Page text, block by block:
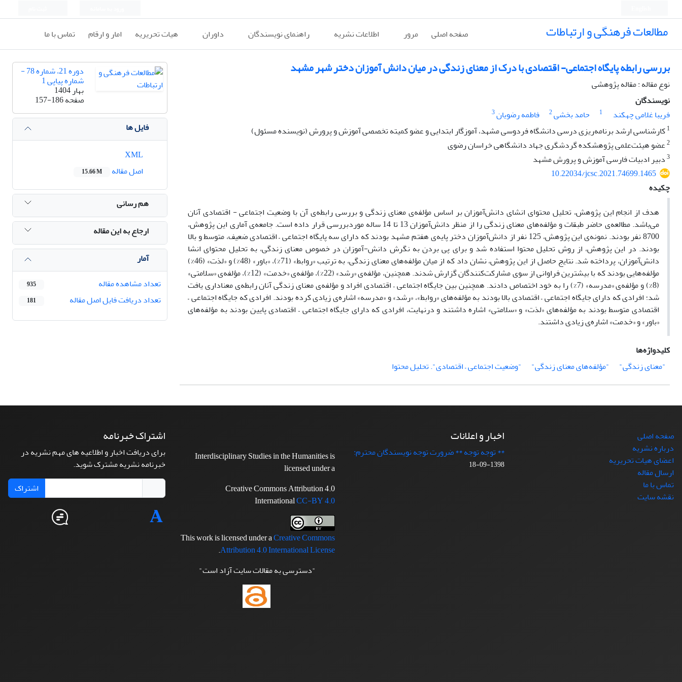
مطالعات فرهنگی و ارتباطات صفحه اصلی مرور اطلاعات نشریه راهنمای نویسندگان داوران هیات تحریریه امار و ارقام تماس با ما
بررسی رابطه پایگاه اجتماعی- اقتصادی با درک از معنای زندگی در میان دانش آموزان دختر شهر مشهد
نوع مقاله : مقاله پژوهشی
نویسندگان
فریبا غلامی چهکند
1 حامد بخشی2 فاطمه رضویان3
1کارشناسی ارشد برنامه‌ریزی درسی دانشگاه فردوسی مشهد، آموزگار ابتدایی و عضو کمیته تخصصی آموزش و پرورش (نویسنده مسئول)
2عضو هیئت‌علمی پژوهشکده گردشگری جهاد دانشگاهی خراسان رضوی
3دبیر ادبیات فارسی آموزش و پرورش مشهد
10.22034/jcsc.2021.74699.1465
چکیده
هدف از انجام این پژوهش، تحلیل محتوای انشای دانش‌آموزان بر اساس مؤلفه‌ی معنای زندگی و بررسی رابطه‌ی آن با وضعیت اجتماعی - اقتصادی آنان
می‌باشد. مطالعه‌ی حاضر طبقات و مؤلفه‌های معنای زندگی را از منظر دانش‌آموزان 13 تا 14 ساله موردبررسی قرار داده است. جامعه‌ی آماری این پژوهش،
8700 نفر بودند. نمونه‌ی این پژوهش، 125 نفر از دانش‌آموزان دختر پایه‌ی هفتم مشهد بودند که دارای سه پایگاه اجتماعی – اقتصادی ضعیف، متوسط و بالا
بودند. در این پژوهش، از روش تحلیل محتوا استفاده شد و برای پی بردن به نگرش دانش‌-آموزان در خصوص معنای زندگی، به تحلیل محتوای انشا
دانش‌آموزان، پرداخته شد. نتایج حاصل از این پژوهش، نشان داد که از میان مؤلفه‌های معنای زندگی، به ترتیب «روابط» (71%)، «باور» (48%) و «لذت» (46%)
مؤلفه‌هایی بودند که با بیشترین فراوانی از سوی مشارکت‌کنندگان گزارش شدند. همچنین، مؤلفه‌ی «رشد» (22%)، مؤلفه‌ی «خدمت» (12%)، مؤلفه‌ی «سلامتی»
(8%) و مؤلفه‌ی «مدرسه» (7%) را به خود اختصاص دادند. همچنین بین جایگاه اجتماعی – اقتصادی افراد و مؤلفه‌ی معنای زندگی آنان رابطه‌ی معناداری یافت
شد؛ افرادی که دارای جایگاه اجتماعی – اقتصادی بالا بودند به مؤلفه‌های «روابط»، «رشد» و «مدرسه» اشاره‌ی زیادی کرده بودند. افرادی که جایگاه اجتماعی –
اقتصادی متوسط بودند به مؤلفه‌های «لذت» و «سلامتی» اشاره داشتند و درنهایت، افرادی که دارای جایگاه اجتماعی – اقتصادی پایین بودند به مؤلفه‌های
«باور» و «خدمت» اشاره‌ی زیادی داشتند.
کلیدواژه‌ها
"معنای زندگی"
"مؤلفه‌های معنای زندگی" "وضعیت اجتماعی – اقتصادی". تحلیل محتوا
دوره 21، شماره 78 -
شماره پیاپی 1
بهار 1404
صفحه157-186
فایل ها
اصل مقاله
15.66 M
هم رسانی
ارجاع به این مقاله
آمار
تعداد مشاهده مقاله
935
تعداد دریافت فایل اصل مقاله 181
صفحه اصلی
درباره نشریه
اعضای هیات تحریریه
ارسال مقاله
تماس با ما
نقشه سایت
اخبار و اعلانات
** توجه توجه ** ضرورت توجه نویسندگان محترم:
1398-09-18
Interdisciplinary Studies in the Humanities is
licensed under a
Creative Commons Attribution 4.0
InternationalCC-BY 4.0
This work is licensed under aCreative Commons
Attribution 4.0 International License
.
"دسترسی به مقالات سایت آزاد است"
اشتراک خبرنامه
برای دریافت اخبار و اطلاعیه های مهم نشریه در
خبرنامه نشریه مشترک شوید.
اشتراک